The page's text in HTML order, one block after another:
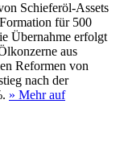
Schieferöl-Assets
für 500
Übernahme erfolgt
aus
Reformen von
nach der
» Mehr auf